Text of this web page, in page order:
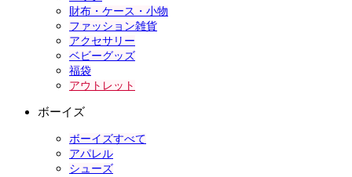
財布・ケース・小物
ファッション雑貨
アクセサリー
ベビーグッズ
福袋
アウトレット
ボーイズ
ボーイズすべて
アパレル
シューズ